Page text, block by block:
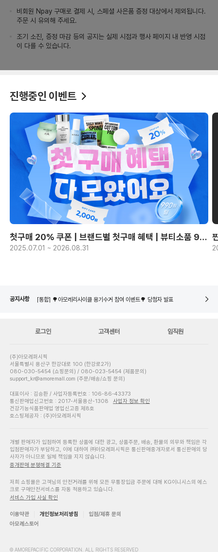
비회원 Npay 구매로 결제 시, 스페셜 사은품 증정 대상에서 제외됩니다.
주문 시 유의해 주세요.
조기 소진, 증정 마감 등의 공지는 실제 시점과 행사 페이지 내 반영 시점
이 다를 수 있습니다.
진행중인 이벤트
첫구매 20% 쿠폰 | 브랜드별 첫구매 혜택 | 뷰티소품 990원~
2025.07.01 ~ 2026.08.31
공지사항
[통합] 🌳아모레리사이클 용기수거 참여 이벤트🌳 당첨자 발표
로그인 고객센터 임직원
(주)아모레퍼시픽
서울특별시 용산구 한강대로 100 (한강로2가)
080-030-5454 (쇼핑문의) / 080-023-5454 (제품문의)
support_kr@amoremall.com (주문/배송/쇼핑 문의)
대표이사 : 김승환 / 사업자등록번호 : 106-86-43373
통신판매업신고번호 : 2017-서울용산-1308
사업자 정보 확인
건강기능식품판매업 영업신고증 제8호
호스팅제공자 : (주)아모레퍼시픽
개별 판매자가 입점하여 등록한 상품에 대한 광고, 상품주문, 배송, 환불의 의무와 책임은 각
입점판매자가 부담하고, 이에 대하여 ㈜아모레퍼시픽은 통신판매중개자로서 통신판매의 당
사자가 아니므로 일체 책임을 지지 않습니다.
중개판매 분쟁해결 기준
저희 쇼핑몰은 고객님의 안전거래를 위해 모든 무통장입금 주문에 대해 KG이니시스의 에스
크로 구매안전서비스를 자동 적용하고 있습니다.
서비스 가입 사실 확인
이용약관 개인정보처리방침
입점/제휴 문의
아모레스토어
© AMOREPACIFIC CORPORATION. ALL RIGHTS RESERVED